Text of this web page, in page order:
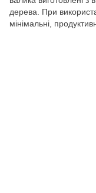
дерева. При
мінімальні,